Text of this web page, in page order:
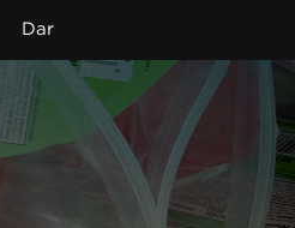
Dar